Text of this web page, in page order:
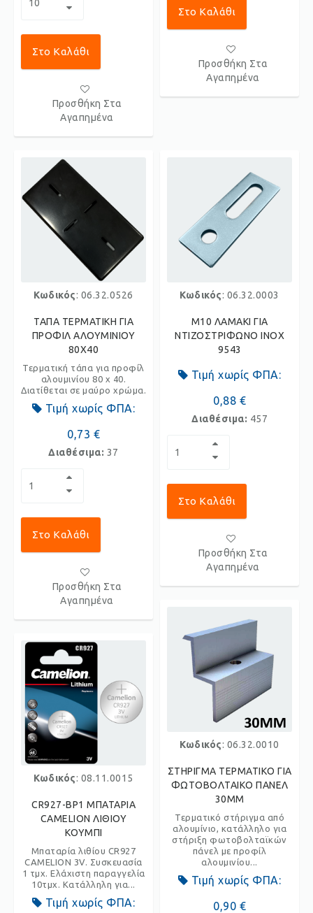
Στο Καλάθι
Προσθήκη Στα
Αγαπημένα
Στο Καλάθι
Προσθήκη Στα
Αγαπημένα
Κωδικός: 06.32.0526
ΤΑΠΑ ΤΕΡΜΑΤΙΚΗ ΓΙΑ
ΠΡΟΦΙΛ ΑΛΟΥΜΙΝΙΟΥ
80Χ40
Τερματική τάπα για προφίλ
αλουμινίου 80 x 40.
Διατίθεται σε μαύρο χρώμα.
Τιμή χωρίς ΦΠΑ:
0,73 €
Διαθέσιμα: 37
Στο Καλάθι
Προσθήκη Στα
Αγαπημένα
Κωδικός: 08.11.0015
CR927-BP1 ΜΠΑΤΑΡΙΑ
CAMELION ΛΙΘΙΟΥ
ΚΟΥΜΠΙ
Μπαταρία λιθίου CR927
CAMELION 3V. Συσκευασία
1 τμχ. Ελάχιστη παραγγελία
10τμχ. Κατάλληλη για...
Τιμή χωρίς ΦΠΑ:
Κωδικός: 06.32.0003
Μ10 ΛΑΜΑΚΙ ΓΙΑ
ΝΤΙΖΟΣΤΡΙΦΩΝΟ INOX
9543
Τιμή χωρίς ΦΠΑ:
0,88 €
Διαθέσιμα: 457
Στο Καλάθι
Προσθήκη Στα
Αγαπημένα
Κωδικός: 06.32.0010
ΣΤΗΡΙΓΜΑ ΤΕΡΜΑΤΙΚΟ ΓΙΑ
ΦΩΤΟΒΟΛΤΑΙΚΟ ΠΑΝΕΛ
30MM
Τερματικό στήριγμα από
αλουμίνιο, κατάλληλο για
στήριξη φωτοβολταϊκών
πάνελ με προφίλ
αλουμινίου...
Τιμή χωρίς ΦΠΑ:
0,90 €